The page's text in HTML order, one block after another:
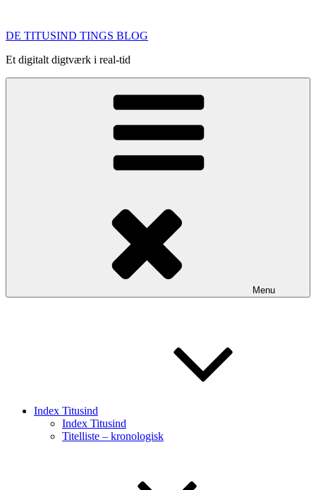
indhold
DE TITUSIND TINGS BLOG
Et digitalt digtværk i real-tid
Menu
Index Titusind
Index Titusind
Titelliste – kronologisk